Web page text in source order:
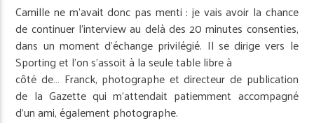
Camille ne m’avait donc pas menti : je vais avoir la chance
de continuer l’interview au delà des 20 minutes consenties,
dans un moment d’échange privilégié. Il se dirige vers le
Sporting et l’on s’assoit à la seule table libre à
côté de… Franck, photographe et directeur de publication
de la Gazette qui m’attendait patiemment accompagné
d’un ami, également photographe.